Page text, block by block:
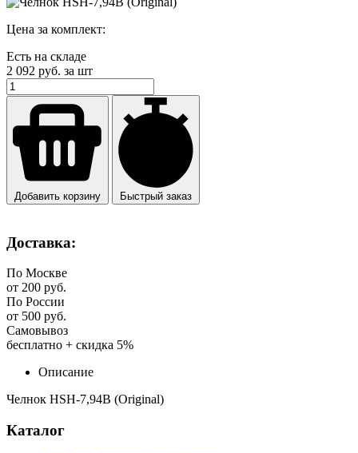
Цена за комплект:
Есть на складе
2 092 руб. за шт
Добавить корзину Быстрый заказ
Доставка:
По Москве
от 200 руб.
По России
от 500 руб.
Самовывоз
бесплатно + скидка 5%
Описание
Челнок HSH-7,94B (Original)
Каталог